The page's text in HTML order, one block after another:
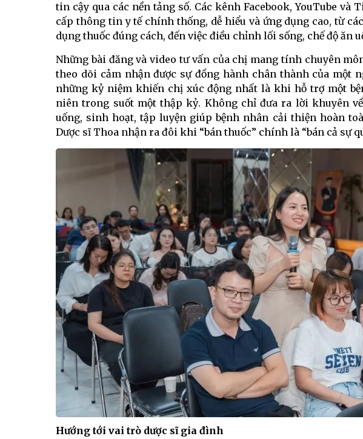
tin cậy qua các nền tảng số. Các kênh Facebook, YouTube
cấp thông tin y tế chính thống, dễ hiểu và ứng dụng cao, từ
dụng thuốc đúng cách, đến việc điều chỉnh lối sống, chế độ ăn
Những bài đăng và video tư vấn của chị mang tính chuyên
theo dõi cảm nhận được sự đồng hành chân thành của một
những kỷ niệm khiến chị xúc động nhất là khi hỗ trợ một
niên trong suốt một thập kỷ. Không chỉ đưa ra lời khuyên
uống, sinh hoạt, tập luyện giúp bệnh nhân cải thiện hoàn
Dược sĩ Thoa nhận ra đôi khi “bán thuốc” chính là “bán cả sự
Hướng tới vai trò dược sĩ gia đình